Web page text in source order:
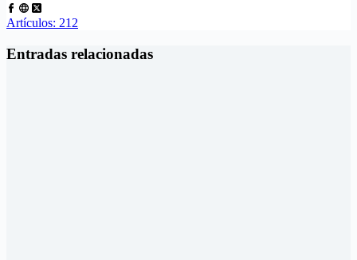
Artículos: 212
Entradas relacionadas